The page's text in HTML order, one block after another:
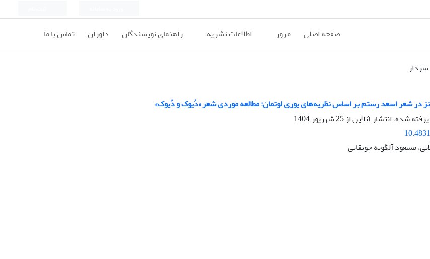
صفحه اصلی مرور اطلاعات نشریه راهنمای نویسندگان داوران تماس با ما
سردار
در شعر اسعد رستم بر اساس نظریه‌های یوری لوتمان: مطالعه موردی شعر «دُیوک و دُیوک»
شده، انتشار آنلاین از25 شهریور 1404
مسعود آلگونه جونقانی